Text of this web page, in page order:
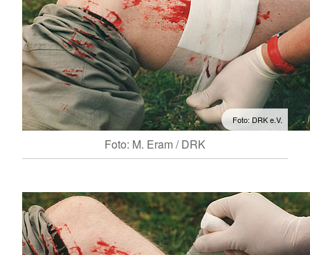
Foto: DRK e.V.
Foto: M. Eram / DRK